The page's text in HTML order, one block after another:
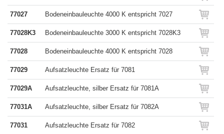
77027 Bodeneinbauleuchte 4000 K entspricht 7027
77028K3 Bodeneinbauleuchte 3000 K entspricht 7028K3
77028 Bodeneinbauleuchte 4000 K entspricht 7028
77029 Aufsatzleuchte Ersatz für 7081
77029A Aufsatzleuchte, silber Ersatz für 7081A
77031A Aufsatzleuchte, silber Ersatz für 7082A
77031 Aufsatzleuchte Ersatz für 7082